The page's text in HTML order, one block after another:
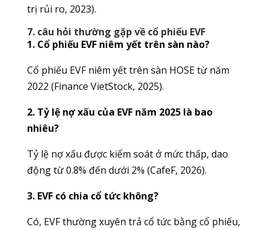
trị rủi ro, 2023).
7. câu hỏi thường gặp về cổ phiếu EVF
1. Cổ phiếu EVF niêm yết trên sàn nào?
Cổ phiếu EVF niêm yết trên sàn HOSE từ năm
2022 (Finance VietStock, 2025).
2. Tỷ lệ nợ xấu của EVF năm 2025 là bao
nhiêu?
Tỷ lệ nợ xấu được kiểm soát ở mức thấp, dao
động từ 0.8% đến dưới 2% (CafeF, 2026).
3. EVF có chia cổ tức không?
Có, EVF thường xuyên trả cổ tức bằng cổ phiếu,